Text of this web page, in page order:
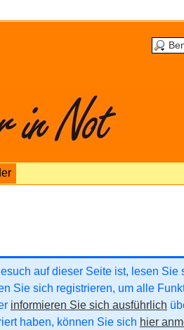
auf dieser Seite ist, lesen Sie
Sie sich registrieren, um alle
informieren Sie sich ausführlich
haben, können Sie sich hier